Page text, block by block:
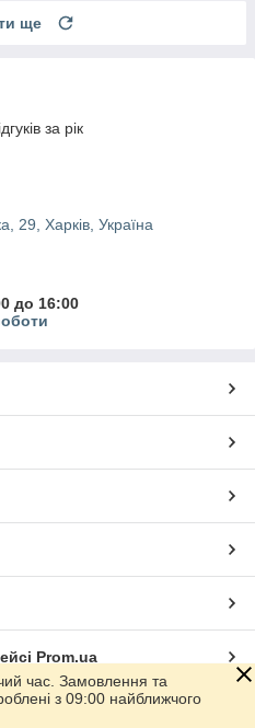
ще
за рік
29, Харків, Україна
до 16:00
Prom.ua
час. Замовлення та
з 09:00 найближчого